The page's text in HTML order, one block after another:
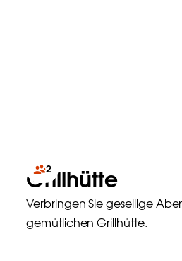
2
Grillhütte
Verbringen Sie gesellige
gemütlichen Grillhütte.